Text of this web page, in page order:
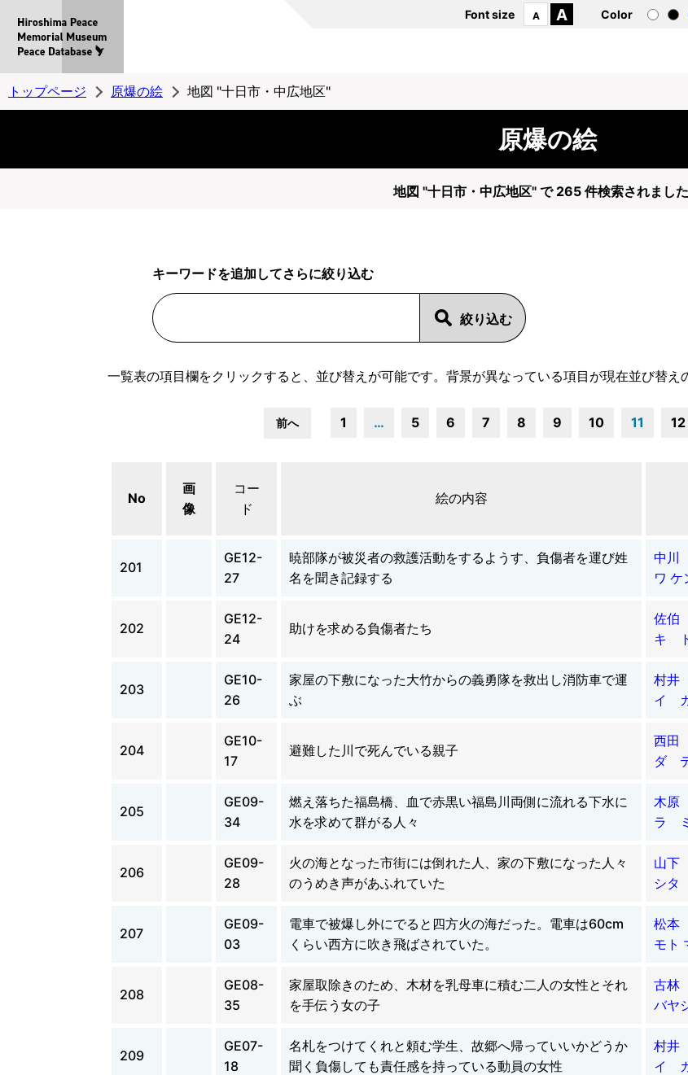
Peace
MemorialMuseum
Peace
Database
Font size A A Color
トップページ 原爆の絵 地図 "十日市・中広地区"
原爆の絵
地図 "十日市・中広地区" で 265 件検索されました
キーワードを追加してさらに絞り込む
一覧表の項目欄をクリックすると、並び替えが可能です。背景が異なっている項目が現在並び替え
前へ 1 … 5 6 7 8 9 10 11 12
No
画
像
コー
ド
絵の内容
201
GE12-
27
暁部隊が被災者の救護活動をするようす、負傷者を運び姓
名を聞き記録する
中川
ワ ケ
202
GE12-
24
助けを求める負傷者たち
佐伯
キ
203
GE10-
26
家屋の下敷になった大竹からの義勇隊を救出し消防車で運
ぶ
村井
イ カ
204
GE10-
17
避難した川で死んでいる親子
西田
ダ
205
GE09-
34
燃え落ちた福島橋、血で赤黒い福島川両側に流れる下水に
水を求めて群がる人々
木原
ラ ミ
206
GE09-
28
火の海となった市街には倒れた人、家の下敷になった人々
のうめき声があふれていた
山下
シタ
207
GE09-
03
電車で被爆し外にでると四方火の海だった。電車は60cm
くらい西方に吹き飛ばされていた。
松本
モト
208
GE08-
35
家屋取除きのため、木材を乳母車に積む二人の女性とそれ
を手伝う女の子
古林
バヤ
209
GE07-
18
名札をつけてくれと頼む学生、故郷へ帰っていいかどうか
聞く負傷しても責任感を持っている動員の女性
村井
イ カ